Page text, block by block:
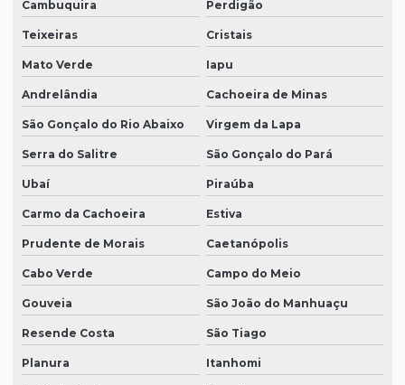
Cambuquira Perdigão
Teixeiras Cristais
Mato Verde Iapu
Andrelândia Cachoeira de Minas
São Gonçalo do Rio Abaixo Virgem da Lapa
Serra do Salitre São Gonçalo do Pará
Ubaí Piraúba
Carmo da Cachoeira Estiva
Prudente de Morais Caetanópolis
Cabo Verde Campo do Meio
Gouveia São João do Manhuaçu
Resende Costa São Tiago
Planura Itanhomi